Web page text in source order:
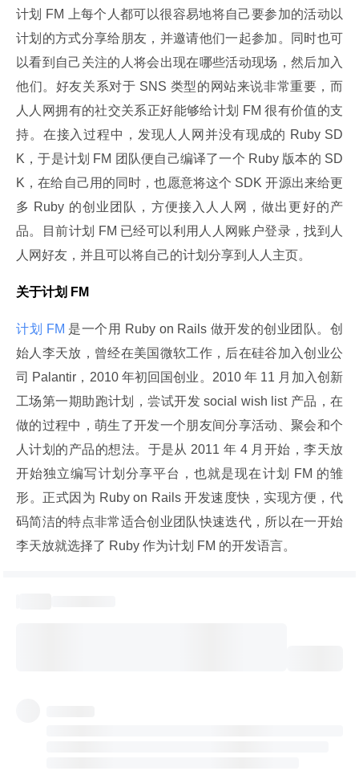
计划 FM 上每个人都可以很容易地将自己要参加的活动以
计划的方式分享给朋友，并邀请他们一起参加。同时也可
以看到自己关注的人将会出现在哪些活动现场，然后加入
他们。好友关系对于 SNS 类型的网站来说非常重要，而
人人网拥有的社交关系正好能够给计划 FM 很有价值的支
持。在接入过程中，发现人人网并没有现成的 Ruby SD
K，于是计划 FM 团队便自己编译了一个 Ruby 版本的 SD
K，在给自己用的同时，也愿意将这个 SDK 开源出来给更
多 Ruby 的创业团队，方便接入人人网，做出更好的产
品。目前计划 FM 已经可以利用人人网账户登录，找到人
人网好友，并且可以将自己的计划分享到人人主页。
关于计划 FM
计划 FM 是一个用 Ruby on Rails 做开发的创业团队。创
始人李天放，曾经在美国微软工作，后在硅谷加入创业公
司 Palantir，2010 年初回国创业。2010 年 11 月加入创新
工场第一期助跑计划，尝试开发 social wish list 产品，在
做的过程中，萌生了开发一个朋友间分享活动、聚会和个
人计划的产品的想法。于是从 2011 年 4 月开始，李天放
开始独立编写计划分享平台，也就是现在计划 FM 的雏
形。正式因为 Ruby on Rails 开发速度快，实现方便，代
码简洁的特点非常适合创业团队快速迭代，所以在一开始
李天放就选择了 Ruby 作为计划 FM 的开发语言。